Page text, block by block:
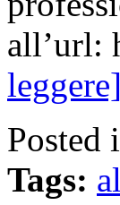
all’url:
leggere]
Posted
Tags: